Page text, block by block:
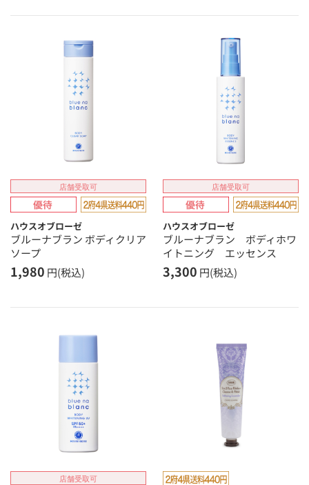
店舗受取可
ハウスオブローゼ
ブルーナブラン ボディクリア
ソープ
1,980 円(税込)
店舗受取可
ハウスオブローゼ
ブルーナブラン ボディホワ
イトニング エッセンス
3,300 円(税込)
店舗受取可